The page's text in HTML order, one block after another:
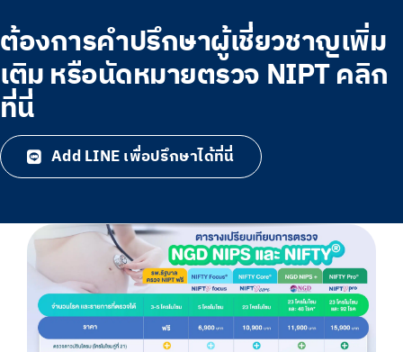
ต้องการคำปรึกษาผู้เชี่ยวชาญเพิ่ม
เติม หรือนัดหมายตรวจ NIPT คลิก
ที่นี่
Add LINE เพื่อปรึกษาได้ที่นี่